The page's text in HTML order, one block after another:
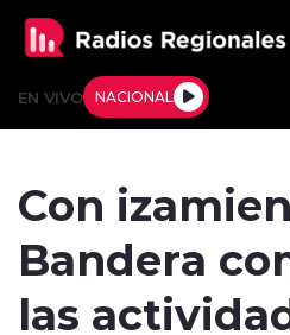
EN VIVO NACIONAL
Tendencias
Con
Bandera
las